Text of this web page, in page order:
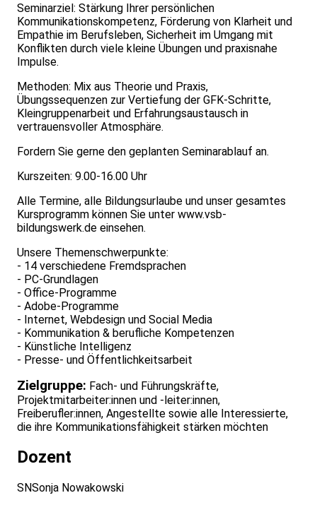
Seminarziel: Stärkung Ihrer persönlichen
Kommunikationskompetenz, Förderung von Klarheit und
Empathie im Berufsleben, Sicherheit im Umgang mit
Konflikten durch viele kleine Übungen und praxisnahe
Impulse.
Methoden: Mix aus Theorie und Praxis,
Übungssequenzen zur Vertiefung der GFK-Schritte,
Kleingruppenarbeit und Erfahrungsaustausch in
vertrauensvoller Atmosphäre.
Fordern Sie gerne den geplanten Seminarablauf an.
Kurszeiten: 9.00-16.00 Uhr
Alle Termine, alle Bildungsurlaube und unser gesamtes
Kursprogramm können Sie unter www.vsb-
bildungswerk.de einsehen.
Unsere Themenschwerpunkte:
- 14 verschiedene Fremdsprachen
- PC-Grundlagen
- Office-Programme
- Adobe-Programme
- Internet, Webdesign und Social Media
- Kommunikation & berufliche Kompetenzen
- Künstliche Intelligenz
- Presse- und Öffentlichkeitsarbeit
Zielgruppe: Fach- und Führungskräfte,
Projektmitarbeiter:innen und -leiter:innen,
Freiberufler:innen, Angestellte sowie alle Interessierte,
die ihre Kommunikationsfähigkeit stärken möchten
Dozent
SNSonja Nowakowski